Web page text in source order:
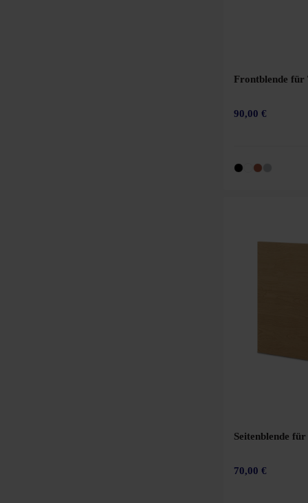
Frontblende für
90,00 €
Seitenblende für
70,00 €